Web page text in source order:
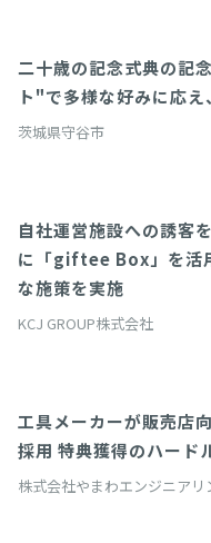
二十歳の記念式典の記
ト"で多様な好みに応
茨城県守谷市
自社運営施設への誘客
に「giftee Box」を活
な施策を実施
KCJ GROUP株式会社
工具メーカーが販売店
採用 特典獲得のハード
株式会社やまわエンジニアリ